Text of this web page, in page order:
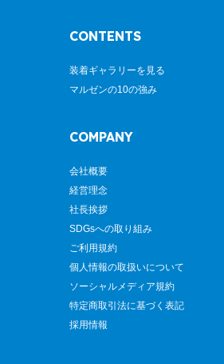
CONTENTS
装着ギャラリーを見る
マルゼンの10の強み
COMPANY
会社概要
経営理念
社長挨拶
SDGsへの取り組み
ご利用規約
個人情報の取扱いについて
ソーシャルメディア規約
特定商取引法に基づく表記
採用情報